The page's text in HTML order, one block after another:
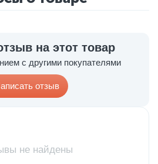
на этот товар
с другими покупателями
отзыв
не найдены